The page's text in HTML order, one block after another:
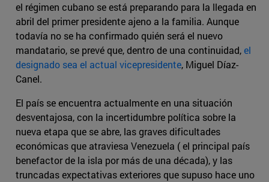
el régimen cubano se está preparando para la llegada en
abril del primer presidente ajeno a la familia. Aunque
todavía no se ha confirmado quién será el nuevo
mandatario, se prevé que, dentro de una continuidad,el
designado sea el actual vicepresidente, Miguel Díaz-
Canel.
El país se encuentra actualmente en una situación
desventajosa, con la incertidumbre política sobre la
nueva etapa que se abre, las graves dificultades
económicas que atraviesa Venezuela ( el principal país
benefactor de la isla por más de una década), y las
truncadas expectativas exteriores que supuso hace uno